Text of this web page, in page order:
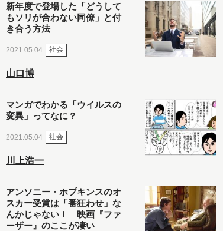
新年度で登場した「どうして
もソリが合わない同僚」と付
き合う方法
2021.05.04 社会
山口博
マンガでわかる「ウイルスの
変異」ってなに？
2021.05.04 社会
川上浩一
アンソニー・ホプキンスのオ
スカー受賞は「番狂わせ」な
んかじゃない！ 映画『ファ
ーザー』のここが凄い